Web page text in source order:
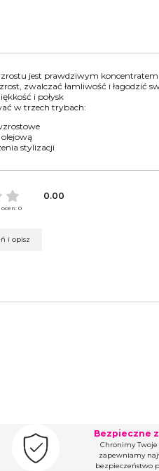
jest prawdziwym
zwalczać łamliwość i łagodzić
i połysk
w trzech trybach:
stylizacji
0.00
0
i opisz
Bezpieczne
Chronimy Twoje
zapewniamy
bezpieczeństwo